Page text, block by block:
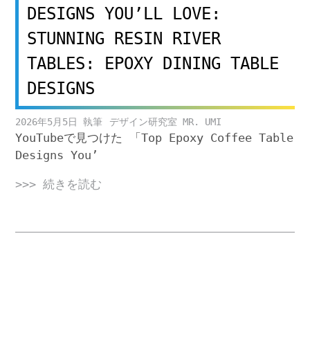
DESIGNS YOU’LL LOVE:
STUNNING RESIN RIVER
TABLES: EPOXY DINING TABLE
DESIGNS
2026年5月5日 デザイン研究室 MR. UMI
YouTubeで見つけた 「Top Epoxy Coffee Table
Designs You’
>>> 続きを読む